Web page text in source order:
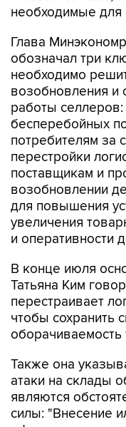
необходимые для
Глава
обозначал три
необходимо
возобновления и
работы
бесперебойных
потребителям за
перестройки
поставщикам и
возобновлении
для повышения
увеличения
и оперативности
В конце июля
Татьяна Ким
перестраивает
чтобы сохранить
оборачиваемость
Также она
атаки на склады
являются
силы: "Внесение